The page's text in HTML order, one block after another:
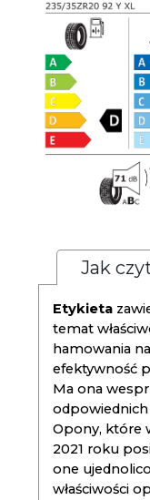
Jak
Etykieta
temat
hamowania
efektywność
Ma ona
Opony, które
2021 roku
one
właściwości